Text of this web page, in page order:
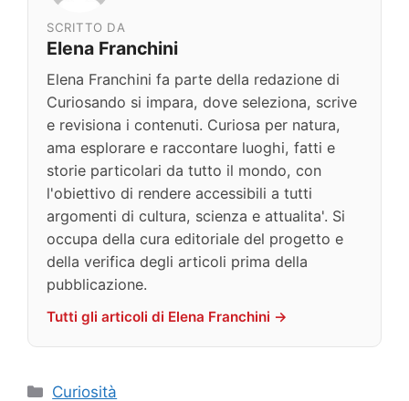
SCRITTO DA
Elena Franchini
Elena Franchini fa parte della redazione di
Curiosando si impara, dove seleziona, scrive
e revisiona i contenuti. Curiosa per natura,
ama esplorare e raccontare luoghi, fatti e
storie particolari da tutto il mondo, con
l'obiettivo di rendere accessibili a tutti
argomenti di cultura, scienza e attualita'. Si
occupa della cura editoriale del progetto e
della verifica degli articoli prima della
pubblicazione.
Tutti gli articoli di Elena Franchini →
Categorie
Curiosità